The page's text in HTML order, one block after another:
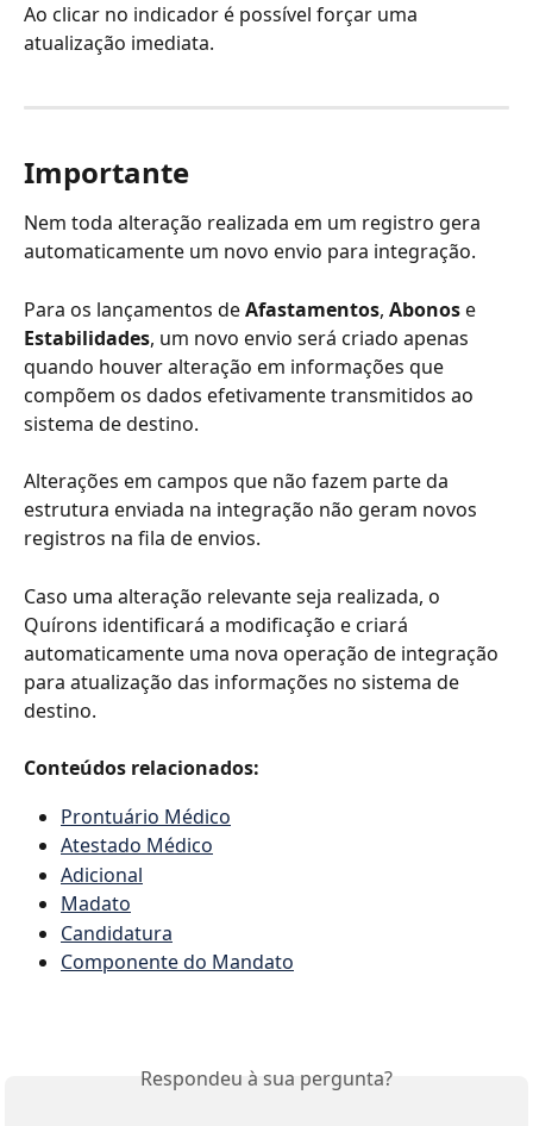
Ao clicar no indicador é possível forçar uma
atualização imediata.
Importante
Nem toda alteração realizada em um registro gera
automaticamente um novo envio para integração.
Para os lançamentos de Afastamentos, Abonos e
Estabilidades, um novo envio será criado apenas
quando houver alteração em informações que
compõem os dados efetivamente transmitidos ao
sistema de destino.
Alterações em campos que não fazem parte da
estrutura enviada na integração não geram novos
registros na fila de envios.
Caso uma alteração relevante seja realizada, o
Quírons identificará a modificação e criará
automaticamente uma nova operação de integração
para atualização das informações no sistema de
destino.
Conteúdos relacionados:
Prontuário Médico
Atestado Médico
Adicional
Madato
Candidatura
Componente do Mandato
Respondeu à sua pergunta?